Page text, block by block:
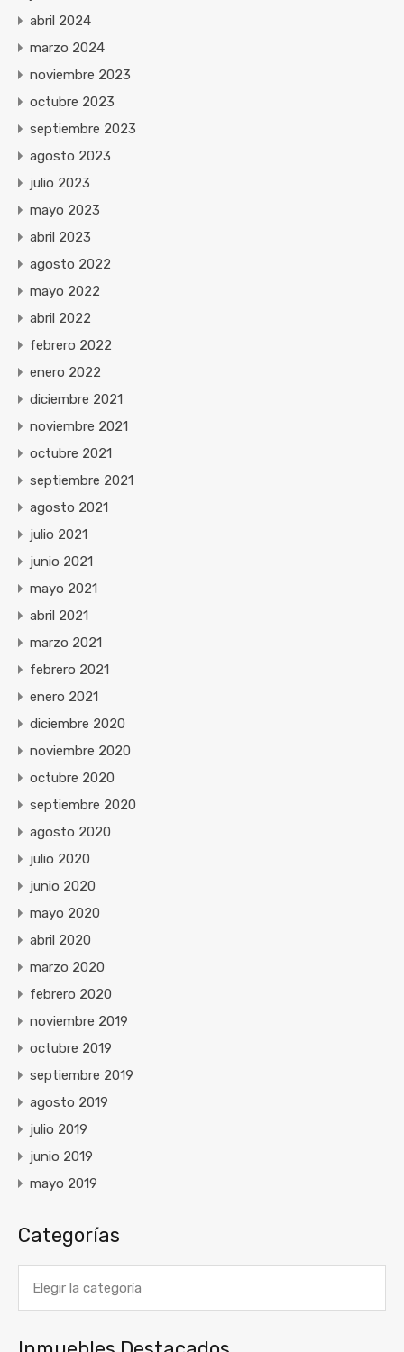
abril 2024
marzo 2024
noviembre 2023
octubre 2023
septiembre 2023
agosto 2023
julio 2023
mayo 2023
abril 2023
agosto 2022
mayo 2022
abril 2022
febrero 2022
enero 2022
diciembre 2021
noviembre 2021
octubre 2021
septiembre 2021
agosto 2021
julio 2021
junio 2021
mayo 2021
abril 2021
marzo 2021
febrero 2021
enero 2021
diciembre 2020
noviembre 2020
octubre 2020
septiembre 2020
agosto 2020
julio 2020
junio 2020
mayo 2020
abril 2020
marzo 2020
febrero 2020
noviembre 2019
octubre 2019
septiembre 2019
agosto 2019
julio 2019
junio 2019
mayo 2019
Categorías